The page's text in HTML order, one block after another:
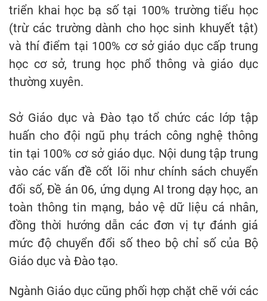
triển khai học bạ số tại 100% trường tiểu học
(trừ các trường dành cho học sinh khuyết tật)
và thí điểm tại 100% cơ sở giáo dục cấp trung
học cơ sở, trung học phổ thông và giáo dục
thường xuyên.
Sở Giáo dục và Đào tạo tổ chức các lớp tập
huấn cho đội ngũ phụ trách công nghệ thông
tin tại 100% cơ sở giáo dục. Nội dung tập trung
vào các vấn đề cốt lõi như chính sách chuyển
đổi số, Đề án 06, ứng dụng AI trong dạy học, an
toàn thông tin mạng, bảo vệ dữ liệu cá nhân,
đồng thời hướng dẫn các đơn vị tự đánh giá
mức độ chuyển đổi số theo bộ chỉ số của Bộ
Giáo dục và Đào tạo.
Ngành Giáo dục cũng phối hợp chặt chẽ với các